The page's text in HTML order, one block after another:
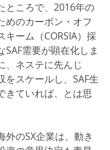
ところで、2016年の
めのカーボン・オフ
キーム（CORSIA）採
需要が顕在化しま
、ネステに先んじ
をスケールし、SAF生
きていれば、とは思
外のSX企業は、動き